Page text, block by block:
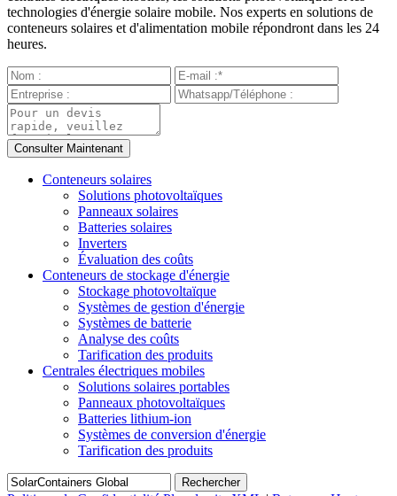
technologies d'énergie solaire mobile. Nos experts en solutions de
conteneurs solaires et d'alimentation mobile répondront dans les 24
heures.
Conteneurs solaires
Solutions photovoltaïques
Panneaux solaires
Batteries solaires
Inverters
Évaluation des coûts
Conteneurs de stockage d'énergie
Stockage photovoltaïque
Systèmes de gestion d'énergie
Systèmes de batterie
Analyse des coûts
Tarification des produits
Centrales électriques mobiles
Solutions solaires portables
Panneaux photovoltaïques
Batteries lithium-ion
Systèmes de conversion d'énergie
Tarification des produits
Rechercher